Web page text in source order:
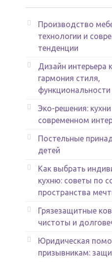
Производство
технологии и
тенденции
Дизайн интерьера
гармония стиля,
Эко-решения:
современном
Постельные
детей
Как выбрать
кухню: советы по
пространства
Грязезащитные
чистоты и
Юридическая
призывникам: